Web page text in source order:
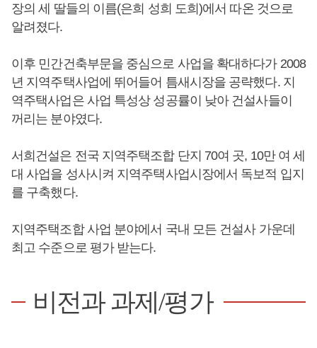
장의 세 딸들의 이름(은희 성희 도희)에서 따온 것으로
알려졌다.
이후 민간건축부문을 중심으로 사업을 확대하다가 2008
년 지역주택사업에 뛰어들어 틈새시장을 공략했다. 지
역주택사업은 사업 특성상 성공률이 낮아 건설사들이
꺼리는 분야였다.
서희건설은 전국 지역주택조합 단지 70여 곳, 10만 여 세
대 사업을 성사시켜 지역주택사업시장에서 독보적 입지
를 구축했다.
지역주택조합 사업 분야에서 국내 모든 건설사 가운데
최고 수준으로 평가 받는다.
비전과 과제/평가